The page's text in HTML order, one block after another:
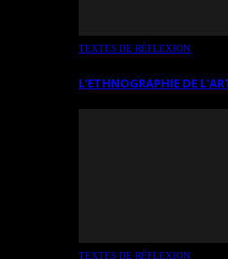
TEXTES DE RÉFLEXION
L’ETHNOGRAPHIE DE
TEXTES DE RÉFLEXION